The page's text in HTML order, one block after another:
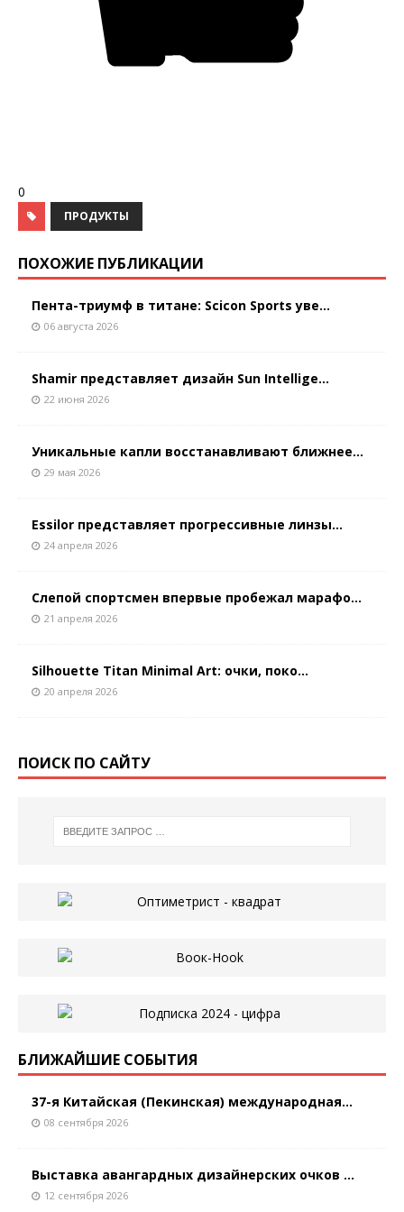
0
ПРОДУКТЫ
ПОХОЖИЕ ПУБЛИКАЦИИ
Пента-триумф в титане: Scicon Sports уве...
06 августа 2026
Shamir представляет дизайн Sun Intellige...
22 июня 2026
Уникальные капли восстанавливают ближнее...
29 мая 2026
Essilor представляет прогрессивные линзы...
24 апреля 2026
Слепой спортсмен впервые пробежал марафо...
21 апреля 2026
Silhouette Titan Minimal Art: очки, поко...
20 апреля 2026
ПОИСК ПО САЙТУ
БЛИЖАЙШИЕ СОБЫТИЯ
37-я Китайская (Пекинская) международная...
08 сентября 2026
Выставка авангардных дизайнерских очков ...
12 сентября 2026